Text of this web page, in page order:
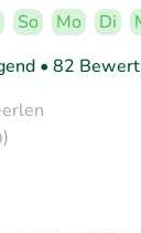
So Mo Di
• 82